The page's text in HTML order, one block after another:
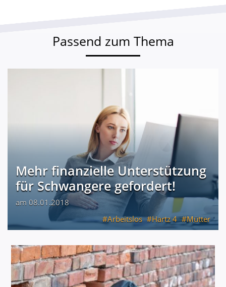
Passend zum Thema
Mehr finanzielle Unterstützung
für Schwangere gefordert!
am 08.01.2018
Arbeitslos
Hartz 4 Mütter